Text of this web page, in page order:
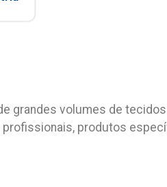
grandes volumes de
produtos